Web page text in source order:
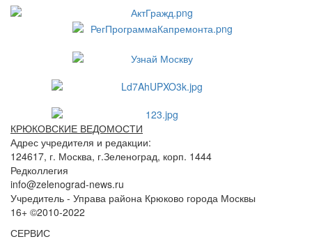
КРЮКОВСКИЕ ВЕДОМОСТИ
Адрес учредителя и редакции:
124617, г. Москва, г.Зеленоград, корп. 1444
Редколлегия
info@zelenograd-news.ru
Учредитель - Управа района Крюково города Москвы
16+ ©2010-2022
СЕРВИС